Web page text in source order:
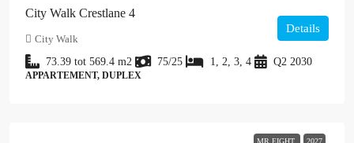
City Walk Crestlane 4
City Walk
73.39 tot 569.4 m2 75/25 1, 2, 3, 4 Q2 2030
APPARTEMENT, DUPLEX
Details
MR EIGHT 2027